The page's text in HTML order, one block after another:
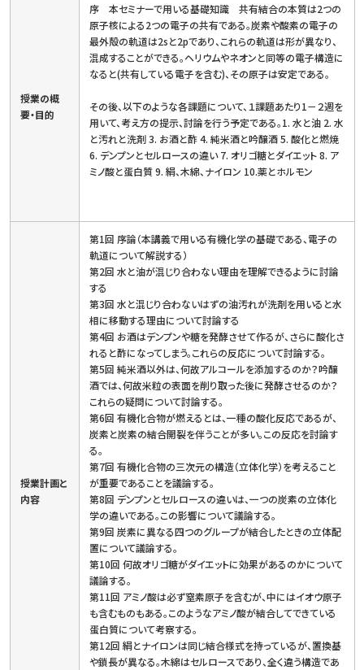
授業の概
要・目的
序 本セミナーで用いる基礎知識 共有結合の本質は2つの
原子核による2つの電子の共有である。炭素や酸素の電子の
最外殻の軌道は2sと2pであり、これらの軌道は形が異なり、
混成することができる。ヘリウムやネオンと同等の電子構造に
なると(共有している電子を含む)、その原子は安定である。
その後、以下のような各課題について、１課題あたり1－２週を
用いて、考え方の提示、討論を行う予定である。1. 水と油 2. 水
と汚れと洗剤 3. お酒と酢 4. 純米酒と吟醸酒 5. 酸化と燃焼
6. デンプンとセルロースの違い 7. オリゴ糖とダイエット 8. ア
ミノ酸と蛋白質 9. 絹、木綿、ナイロン 10.薬とホルモン
授業計画と
内容
第1回 序論（本講義で用いる有機化学の基礎である、電子の
軌道について解説する）
第2回 水と油が混じり合わない理由を理解できるように討論
する
第3回 水と混じり合わないはずの油汚れが洗剤を用いると水
相に移動する理由について討論する
第4回 お酒はデンプンや糖を発酵させて作るが、さらに酸化さ
れると酢になってしまう。これらの反応について討論する。
第5回 純米酒以外は、何故アルコールを添加するのか？吟醸
酒では、何故米粒の表面を削り取った後に発酵させるのか？
これらの疑問について討論する。
第6回 有機化合物が燃えるとは、一種の酸化反応であるが、
炭素と炭素の結合開裂を伴うことが多い。この反応を討論す
る。
第7回 有機化合物の三次元の構造（立体化学）を考えること
が重要であることを議論する。
第8回 デンプンとセルロースの違いは、一つの炭素の立体化
学の違いである。この影響について議論する。
第9回 炭素に異なる四つのグループが結合したときの立体配
置について議論する。
第10回 何故オリゴ糖がダイエットに効果があるのかについて
議論する。
第11回 アミノ酸は必ず窒素原子を含むが、中にはイオウ原子
も含むものもある。このようなアミノ酸が結合してできている
蛋白質について考察する。
第12回 絹とナイロンは同じ結合様式を持っているが、置換基
や鎖長が異なる。木綿はセルロースであり、全く違う構造であ